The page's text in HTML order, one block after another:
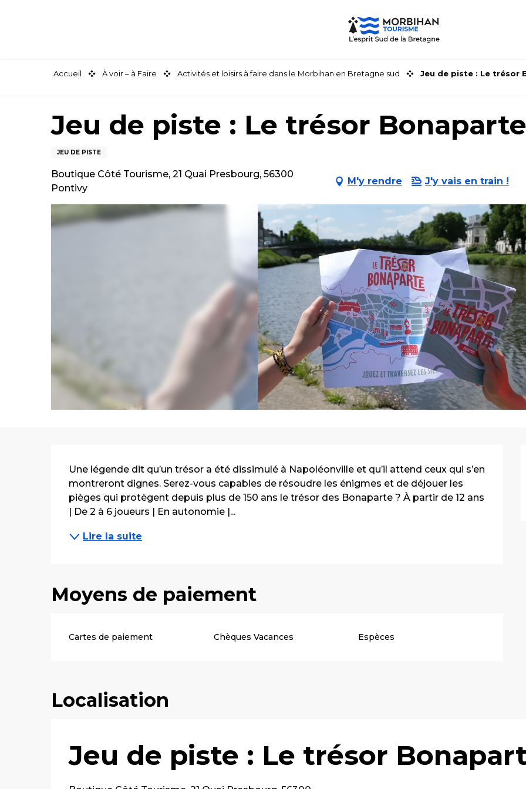
Accueil À voir – à Faire Activités et loisirs à faire dans le Morbihan en Bretagne sud Jeu de piste : Le trésor
Jeu de piste : Le trésor Bonaparte
JEU DE PISTE
Boutique Côté Tourisme, 21 Quai Presbourg, 56300
Pontivy
M'y rendre J'y vais en train !
Description
Une légende dit qu’un trésor a été dissimulé à Napoléonville et qu’il attend ceux qui s’en
montreront dignes. Serez-vous capables de résoudre les énigmes et de déjouer les
pièges qui protègent depuis plus de 150 ans le trésor des Bonaparte ? À partir de 12 ans
| De 2 à 6 joueurs | En autonomie |...
Lire la suite
Moyens de paiement
Cartes de paiement Chèques Vacances Espèces
Localisation
Jeu de piste : Le trésor